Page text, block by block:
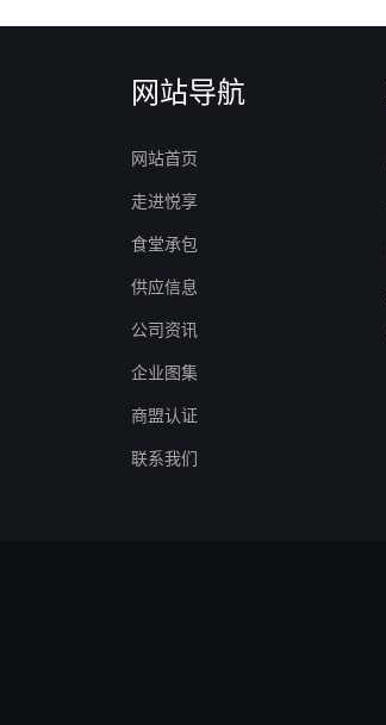
网站导航
网站首页
走进悦享
食堂承包
供应信息
公司资讯
企业图集
商盟认证
联系我们